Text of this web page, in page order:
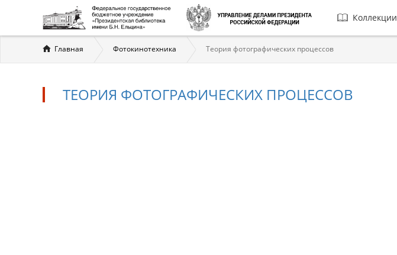
Главная
навигация
Коллекции
Вы
здесь
Главная Фотокинотехника Теория фотографических процессов
ТЕОРИЯ ФОТОГРАФИЧЕСКИХ ПРОЦЕССОВ